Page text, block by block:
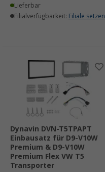
Lieferbar
Filialverfügbarkeit: Filiale setzen
Dynavin DVN-T5TPAPT
Einbausatz für D9-V10W
Premium & D9-V10W
Premium Flex VW T5
Transporter